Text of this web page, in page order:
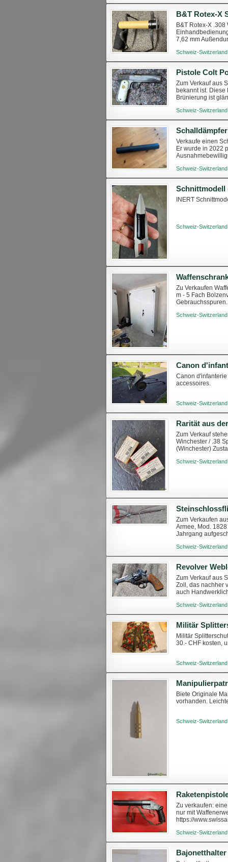
B&T Rotex-X
7,62 mm
Schweiz-
Pistole Colt
Zum Verkauf aus
bekannt ist. Diese
Brünierung ist
Schweiz-
Verkaufe einen
Er wurde in 2022
Schweiz-
Schnittmodell
INERT
Schweiz-
Zu Verkaufen
m - 5 Fach
Schweiz-
Canon
accessoires.
Schweiz-
Zum Verkauf
Winchester / .38
(Winchester)
Schweiz-
Zum Verkaufen
Armee, Mod.
Jahrgang
Schweiz-
Revolver
Zum Verkauf aus
Zoll, das nachher
auch
Schweiz-
Militär
Militär
30.- CHF kosten,
Schweiz-
Biete Originale
vorhanden.
Schweiz-
Zu verkaufen:
nur mit
https://
Schweiz-
Bajonetthalter